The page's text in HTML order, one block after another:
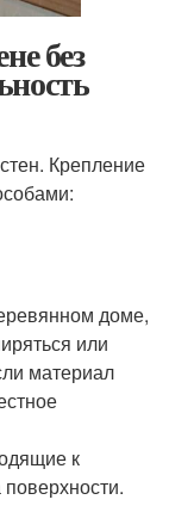
без
Крепление
доме,
или
материал
к